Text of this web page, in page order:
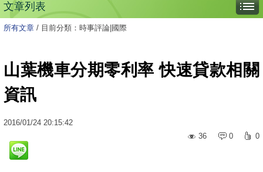
文章列表
所有文章 / 目前分類：時事評論|國際
山葉機車分期零利率 快速貸款相關
資訊
2016/01/24 20:15:42
36
0 0